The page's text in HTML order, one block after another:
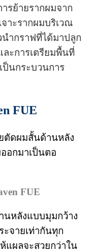
รย้ายรากผมจาก
าะรากผมบริเวณ
ำกราฟที่ได้มาปลูก
ะการเตรียมพื้นที่
ป็นกระบวนการ
FUE
ตัดผมสั้นด้านหลัง
อกมาเป็นตอ
FUE
นหลังแบบมุมกว้าง
ะจายเท่ากันทุก
แผลจะสวยกว่าใน